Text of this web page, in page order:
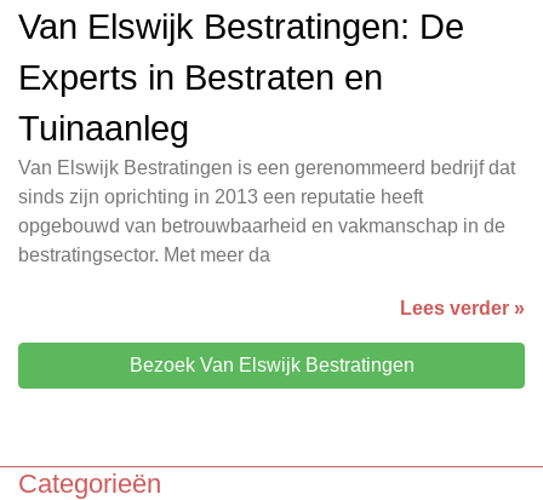
Categorieën
Van Elswijk Bestratingen: De
Experts in Bestraten en
Tuinaanleg
Van Elswijk Bestratingen is een gerenommeerd bedrijf dat
sinds zijn oprichting in 2013 een reputatie heeft
opgebouwd van betrouwbaarheid en vakmanschap in de
bestratingsector. Met meer da
Lees verder »
Bezoek Van Elswijk Bestratingen